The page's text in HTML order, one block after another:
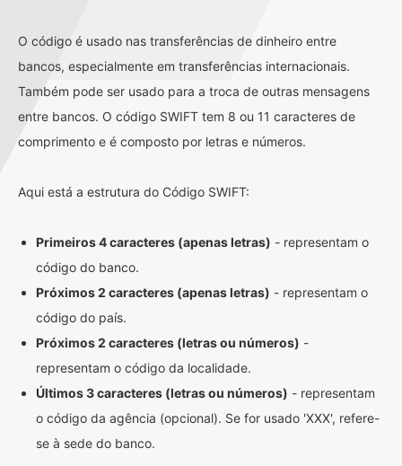
O código é usado nas transferências de dinheiro entre
bancos, especialmente em transferências internacionais.
Também pode ser usado para a troca de outras mensagens
entre bancos. O código SWIFT tem 8 ou 11 caracteres de
comprimento e é composto por letras e números.
Aqui está a estrutura do Código SWIFT:
Primeiros 4 caracteres (apenas letras) - representam o
código do banco.
Próximos 2 caracteres (apenas letras) - representam o
código do país.
Próximos 2 caracteres (letras ou números) -
representam o código da localidade.
Últimos 3 caracteres (letras ou números) - representam
o código da agência (opcional). Se for usado 'XXX', refere-
se à sede do banco.